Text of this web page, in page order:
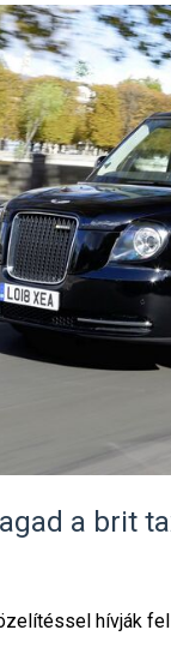
a brit
hívják